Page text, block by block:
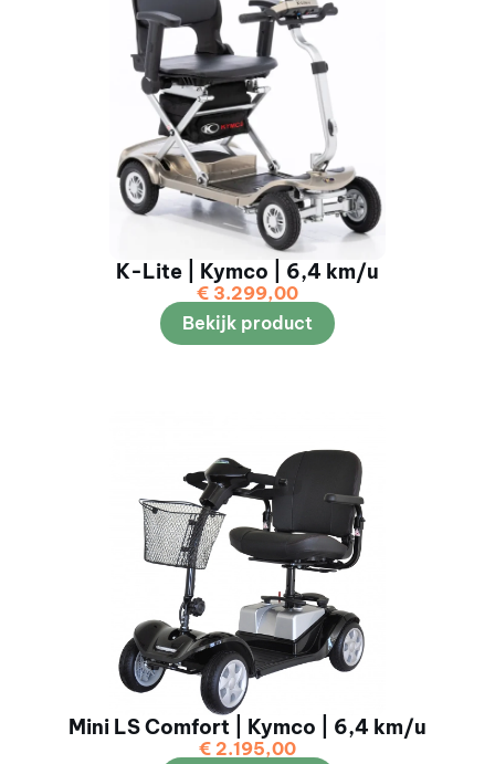
K-Lite | Kymco | 6,4 km/u
€ 3.299,00
Bekijk product
Mini LS Comfort | Kymco | 6,4 km/u
€ 2.195,00